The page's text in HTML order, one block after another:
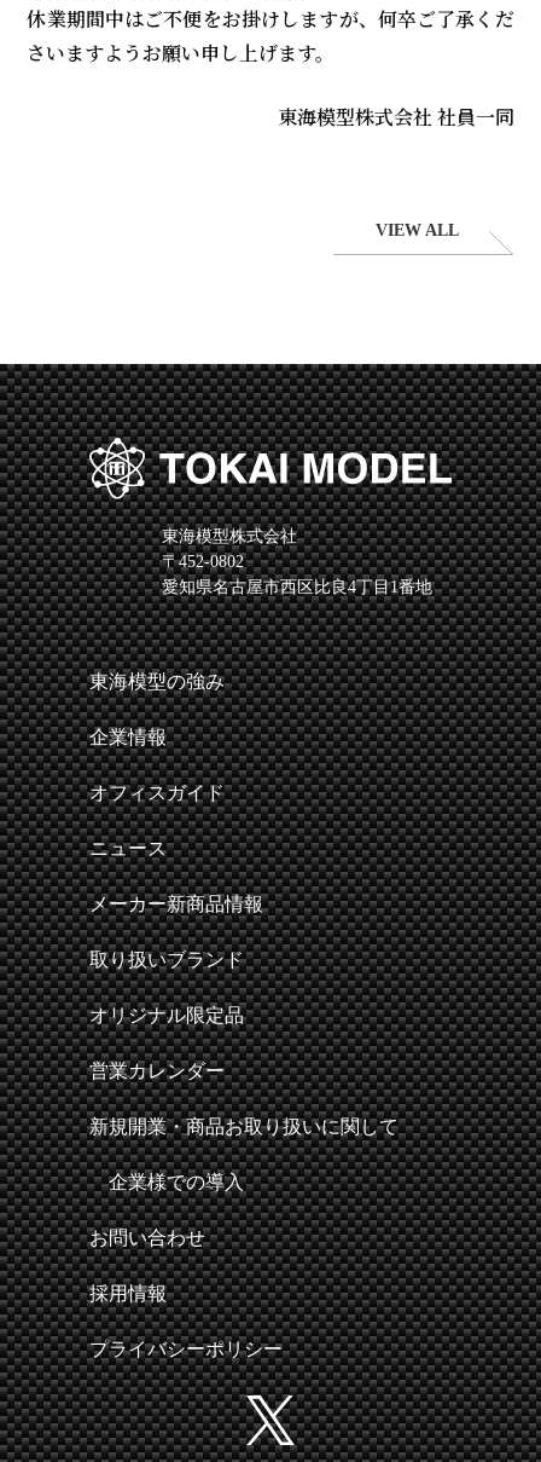
休業期間中はご不便をお掛けしますが、何卒ご了承くだ
さいますようお願い申し上げます。
東海模型株式会社 社員一同
VIEW ALL
東海模型株式会社
〒452-0802
愛知県名古屋市西区比良4丁目1番地
東海模型の強み
企業情報
オフィスガイド
ニュース
メーカー新商品情報
取り扱いブランド
オリジナル限定品
営業カレンダー
新規開業・商品お取り扱いに関して
企業様での導入
お問い合わせ
採用情報
プライバシーポリシー